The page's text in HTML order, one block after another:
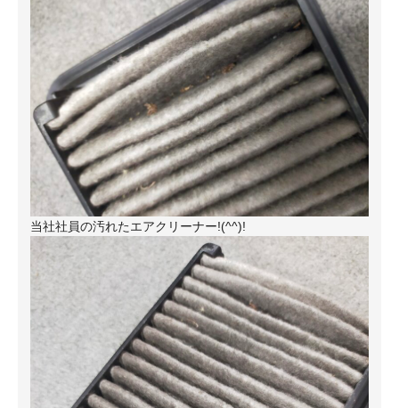
当社社員の汚れたエアクリーナー!(^^)!